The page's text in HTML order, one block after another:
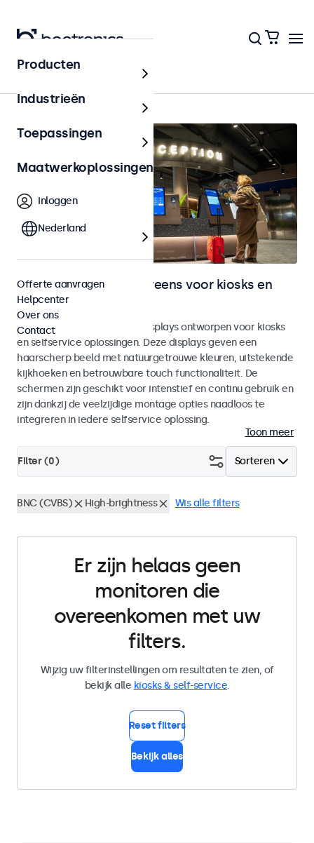
Home
Monitoren en touchscreens voor kiosks en
selfservice
Monitoren en touchscreen displays ontworpen voor kiosks
en selfservice oplossingen. Deze displays geven een
haarscherp beeld met natuurgetrouwe kleuren, uitstekende
kijkhoeken en betrouwbare touch functionaliteit. De
schermen zijn geschikt voor intenstief en continu gebruik en
zijn dankzij de veelzijdige montage opties naadloos te
integreren in iedere selfservice oplossing.
Toon meer
Sorteren
Filter (0)
BNC (CVBS) High-brightness Wis alle filters
Er zijn helaas geen
monitoren die
overeenkomen met uw
filters.
Wijzig uw filterinstellingen om resultaten te zien, of
bekijk alle kiosks & self-service.
Reset filters
Bekijk alles
Producten
Industrieën
Toepassingen
Maatwerkoplossingen
Inloggen
Nederland
Offerte aanvragen
Helpcenter
Over ons
Contact